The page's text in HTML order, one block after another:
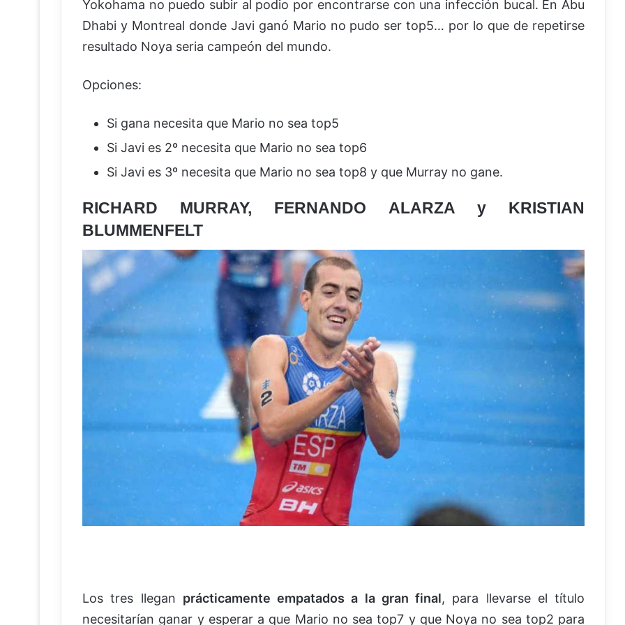
Yokohama no puedo subir al podio por encontrarse con una infección bucal. En Abu
Dhabi y Montreal donde Javi ganó Mario no pudo ser top5… por lo que de repetirse
resultado Noya seria campeón del mundo.
Opciones:
Si gana necesita que Mario no sea top5
Si Javi es 2º necesita que Mario no sea top6
Si Javi es 3º necesita que Mario no sea top8 y que Murray no gane.
RICHARD MURRAY, FERNANDO ALARZA y KRISTIAN
BLUMMENFELT
Los tres llegan prácticamente empatados a la gran final, para llevarse el título
necesitarían ganar y esperar a que Mario no sea top7 y que Noya no sea top2 para